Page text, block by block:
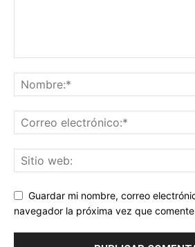
Guardar mi nombre, correo
navegador la próxima vez que